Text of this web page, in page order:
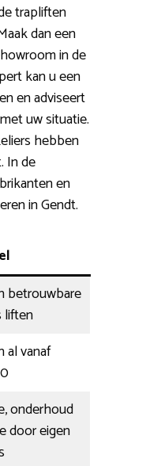
trapliften
dan een
in de
kan u een
en adviseert
uw situatie.
hebben
In de
en
in Gendt.
betrouwbare
liften
al vanaf
onderhoud
door eigen